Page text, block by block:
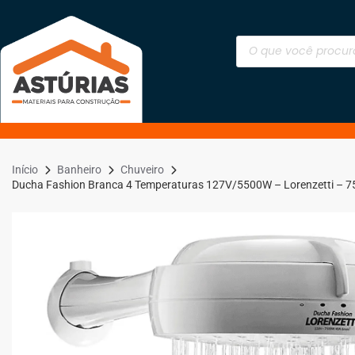
Início Banheiro
Chuveiro
Ducha Fashion Branca 4 Temperaturas 127V/5500W – Lorenzetti –